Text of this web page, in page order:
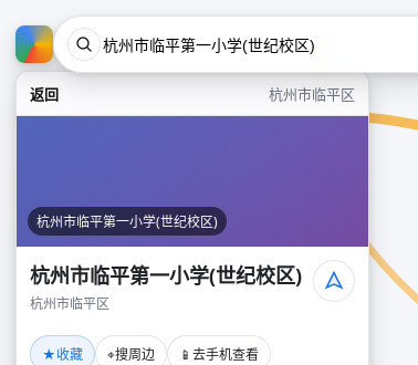
返回 杭州市临平区
杭州市临平第一小学(世纪校区)
杭州市临平第一小学(世纪校区)
杭州市临平区
★收藏 ⌖搜周边 📱 去手机查看